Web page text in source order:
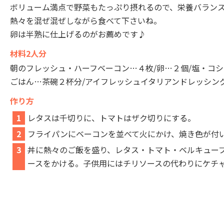
ボリューム満点で野菜もたっぷり摂れるので、栄養バラン
熱々を混ぜ混ぜしながら食べて下さいね。
卵は半熟に仕上げるのがお薦めです♪
材料2人分
朝のフレッシュ・ハーフベーコン…４枚/卵…２個/塩・
ごはん…茶碗２杯分/アイフレッシュイタリアンドレッシ
作り方
1
レタスは千切りに、トマトはザク切りにする。
2
フライパンにベーコンを並べて火にかけ、焼き色が
3 丼に熱々のご飯を盛り、レタス・トマト・ベルキュ
ースをかける。子供用にはチリソースの代わりにケチ